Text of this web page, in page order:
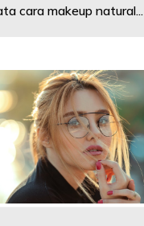
cara makeup natural...